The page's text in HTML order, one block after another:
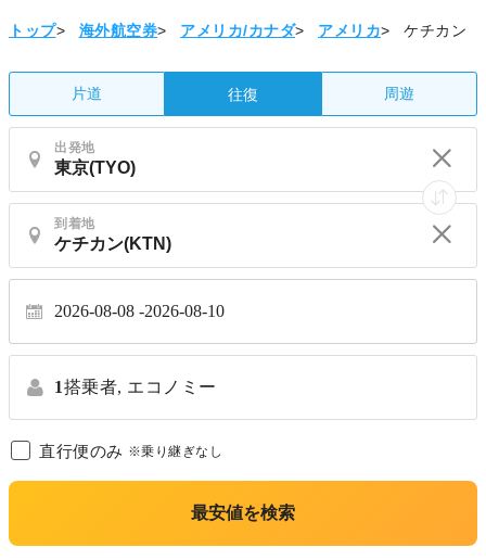
トップ> 海外航空券> アメリカ/カナダ> アメリカ> ケチカン
片道 往復 周遊
出発地
到着地
2026-08-08 2026-08-10
1搭乗者, エコノミー
直行便のみ ※乗り継ぎなし
最安値を検索